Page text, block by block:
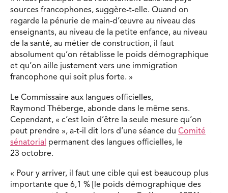
sources francophones, suggère-t-elle. Quand on
regarde la pénurie de main-d’œuvre au niveau des
enseignants, au niveau de la petite enfance, au niveau
de la santé, au métier de construction, il faut
absolument qu’on rétablisse le poids démographique
et qu’on aille justement vers une immigration
francophone qui soit plus forte. »
Le Commissaire aux langues officielles,
Raymond Théberge, abonde dans le même sens.
Cependant, « c’est loin d’être la seule mesure qu’on
peut prendre », a-t-il dit lors d’une séance du Comité
sénatorial permanent des langues officielles, le
23 octobre.
« Pour y arriver, il faut une cible qui est beaucoup plus
importante que 6,1 % [le poids démographique des